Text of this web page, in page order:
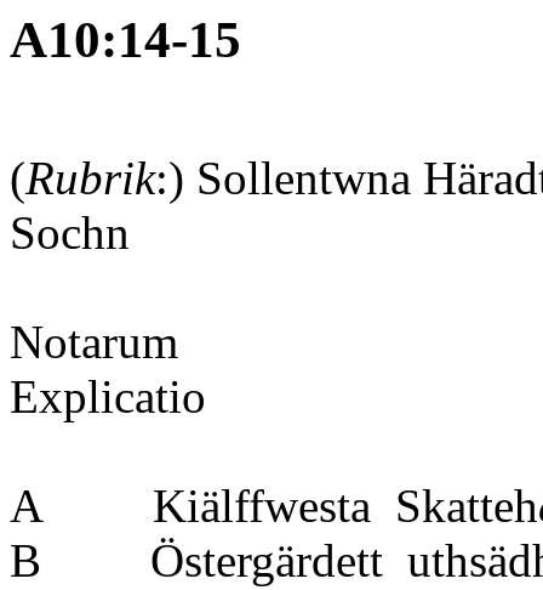
A10:14-15
(Rubrik:) Sollentwna
Notarum
A Kiälffwesta Skatteh
B